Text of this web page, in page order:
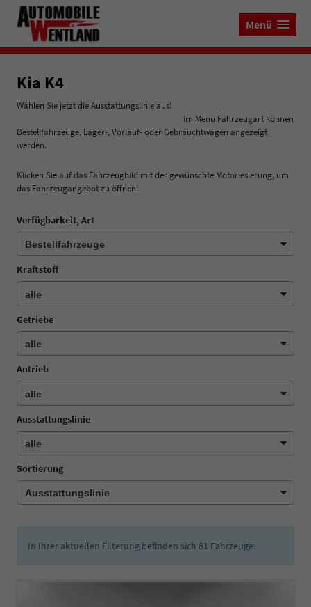
Menü
Kia K4
Wählen Sie jetzt die Ausstattungslinie aus!
Im Menü Fahrzeugart können
Bestellfahrzeuge, Lager-, Vorlauf- oder Gebrauchtwagen angezeigt
werden.
Klicken Sie auf das Fahrzeugbild mit der gewünschte Motoriesierung, um
das Fahrzeugangebot zu öffnen!
Verfügbarkeit, Art
Kraftstoff
Getriebe
Antrieb
Ausstattungslinie
Sortierung
In Ihrer aktuellen Filterung befinden sich 81 Fahrzeuge: